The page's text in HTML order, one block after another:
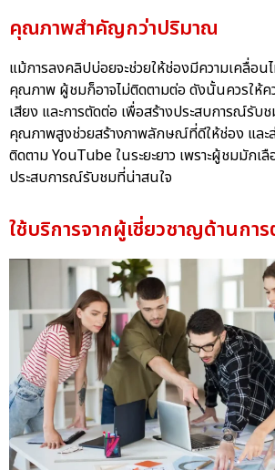
คุณภาพสำคัญกว่าปริมาณ
แม้การลงคลิปบ่อยจะช่วยให้ช่องมีความเคลื่อน
คุณภาพ ผู้ชมก็อาจไม่ติดตามต่อ ดังนั้นควรให้
เสียง และการตัดต่อ เพื่อสร้างประสบการณ์รับ
คุณภาพสูงช่วยสร้างภาพลักษณ์ที่ดีให้ช่อง และ
ติดตาม YouTube ในระยะยาว เพราะผู้ชมมักเ
ประสบการณ์รับชมที่น่าสนใจ
ใช้บริการจากผู้เชี่ยวชาญด้านกา